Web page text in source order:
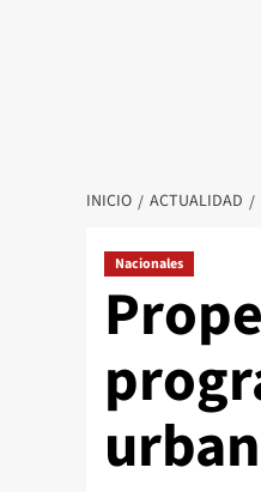
INICIO ACTUALIDAD
Nacionales